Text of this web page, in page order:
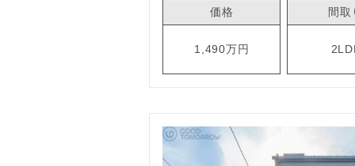
価格
1,490万円
間取